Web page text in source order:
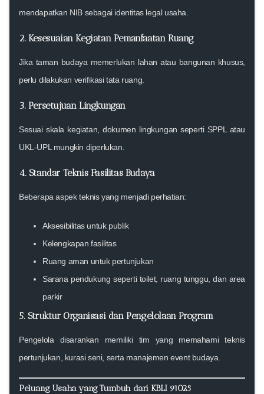
mendapatkan NIB sebagai identitas legal usaha.
2. Kesesuaian Kegiatan Pemanfaatan Ruang
Jika taman budaya memerlukan lahan atau bangunan khusus,
perlu dilakukan verifikasi tata ruang.
3. Persetujuan Lingkungan
Sesuai skala kegiatan, dokumen lingkungan seperti SPPL atau
UKL-UPL mungkin diperlukan.
4. Standar Teknis Fasilitas Budaya
Beberapa aspek teknis yang menjadi perhatian:
Aksesibilitas untuk publik
Kelengkapan fasilitas
Ruang aman untuk pertunjukan
Sarana pendukung seperti toilet, ruang tunggu, dan area
parkir
5. Struktur Organisasi dan Pengelolaan Program
Pengelola disarankan memiliki tim yang memahami teknis
pertunjukan, kurasi seni, serta manajemen event budaya.
Peluang Usaha yang Tumbuh dari KBLI 91025